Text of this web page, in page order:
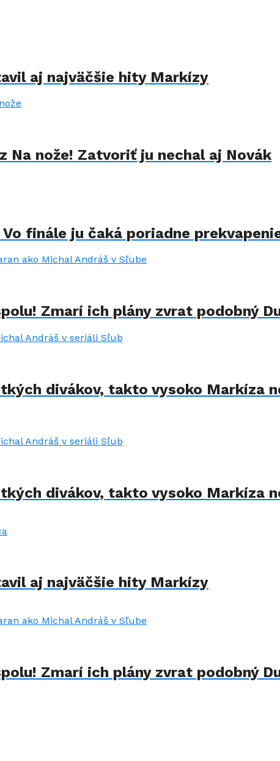
aj najväčšie hity Markízy
Na nože! Zatvoriť ju nechal aj Novák
finále ju čaká poriadne
Zmarí ich plány zvrat podobný
divákov, takto vysoko Markíza
divákov, takto vysoko Markíza
aj najväčšie hity Markízy
Zmarí ich plány zvrat podobný